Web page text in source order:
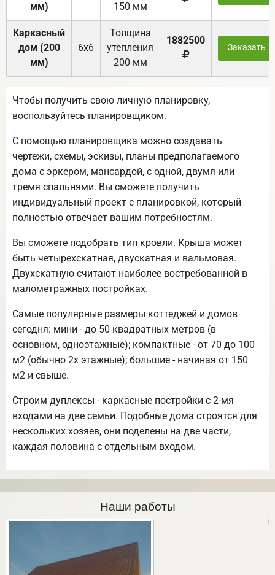
мм)
150 мм
Каркасный
дом (200
мм)
6х6
Толщина
утепления
200 мм
1882500
Заказать
Чтобы получить свою личную планировку,
воспользуйтесь планировщиком.
С помощью планировщика можно создавать
чертежи, схемы, эскизы, планы предполагаемого
дома с эркером, мансардой, с одной, двумя или
тремя спальнями. Вы сможете получить
индивидуальный проект с планировкой, который
полностью отвечает вашим потребностям.
Вы сможете подобрать тип кровли. Крыша может
быть четырехскатная, двускатная и вальмовая.
Двухскатную считают наиболее востребованной в
малометражных постройках.
Самые популярные размеры коттеджей и домов
сегодня: мини - до 50 квадратных метров (в
основном, одноэтажные); компактные - от 70 до 100
м2 (обычно 2х этажные); большие - начиная от 150
м2 и свыше.
Строим дуплексы - каркасные постройки с 2-мя
входами на две семьи. Подобные дома строятся для
нескольких хозяев, они поделены на две части,
каждая половина с отдельным входом.
Наши работы